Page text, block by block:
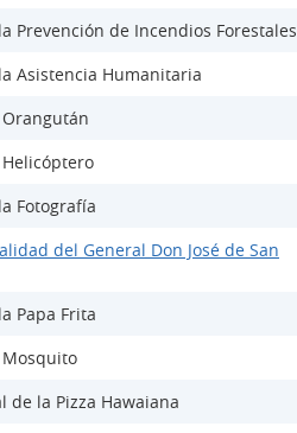
Prevención de Incendios Forestales
Asistencia Humanitaria
Fotografía
del General Don José de San
Papa Frita
de la Pizza Hawaiana